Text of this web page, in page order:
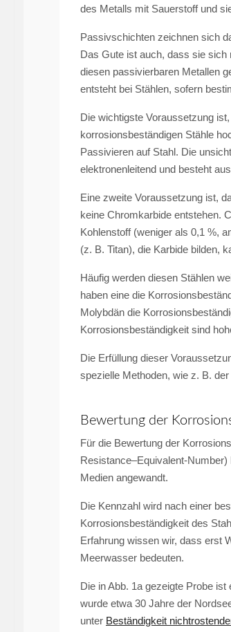
des Metalls mit Sauerstoff und
Passivschichten zeichnen sich
Das Gute ist auch, dass sie
diesen passivierbaren Metallen
entsteht bei Stählen, sofern
Die wichtigste Voraussetzung
korrosionsbeständigen Stähle
Passivieren auf Stahl. Die
elektronenleitend und besteht
Eine zweite Voraussetzung ist,
keine Chromkarbide entstehen.
Kohlenstoff (weniger als 0,1 %,
(z. B. Titan), die Karbide bilden,
Häufig werden diesen Stählen
haben eine die
Molybdän die
Korrosionsbeständigkeit sind
Die Erfüllung dieser
spezielle Methoden, wie z.
Bewertung der
Für die Bewertung der
Resistance–Equivalent-
Medien angewandt.
Die Kennzahl wird nach einer
Korrosionsbeständigkeit des
Erfahrung wissen wir, dass erst
Meerwasser bedeuten.
Die in Abb. 1a gezeigte Probe
wurde etwa 30 Jahre der
unter Beständigkeit